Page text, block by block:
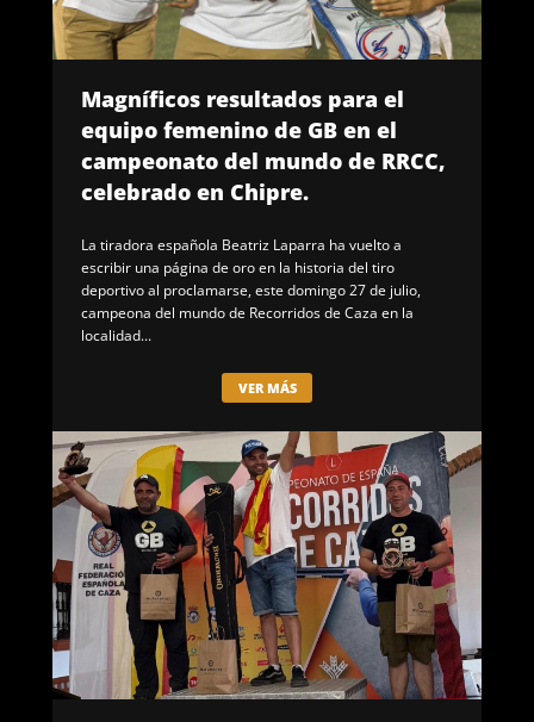
Magníficos resultados para el
equipo femenino de GB en el
campeonato del mundo de RRCC,
celebrado en Chipre.
La tiradora española Beatriz Laparra ha vuelto a
escribir una página de oro en la historia del tiro
deportivo al proclamarse, este domingo 27 de julio,
campeona del mundo de Recorridos de Caza en la
localidad...
VER MÁS